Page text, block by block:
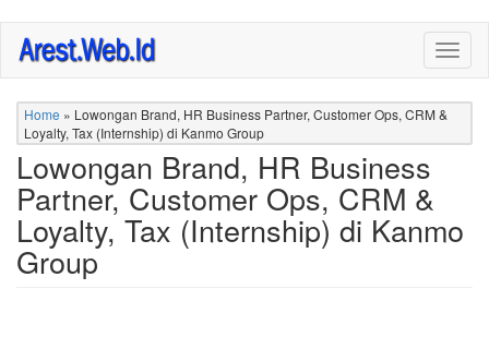
Skip
main
content
Home » Lowongan Brand, HR Business Partner, Customer Ops, CRM &
Loyalty, Tax (Internship) di Kanmo Group
Lowongan Brand, HR Business
Partner, Customer Ops, CRM &
Loyalty, Tax (Internship) di Kanmo
Group